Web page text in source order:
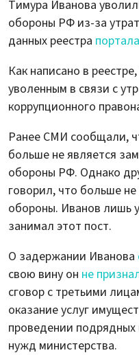
Тимура Иванова
обороны РФ из-за
данных реестра портала
Как написано в
уволенным в связи с
коррупционного
Ранее СМИ сообщали,
больше не является
обороны РФ. Однако
говорил, что больше
обороны. Иванов лишь
занимал этот пост.
О задержании Иванова
свою вину он не
сговор с третьими
оказание услуг
проведении
нужд министерства.